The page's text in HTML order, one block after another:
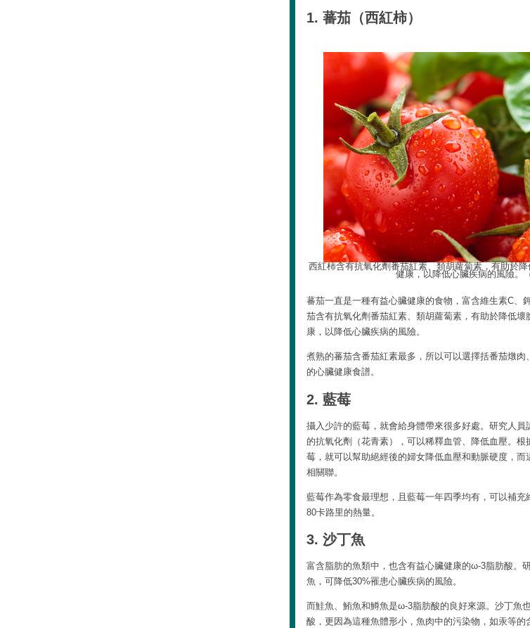
1. 蕃茄（西紅柿）
西紅柿含有抗氧化劑番茄紅素、類胡蘿蔔素，有助於
健康，以降低心臟疾病的風險。
蕃茄一直是一種有益心臟健康的食物，富含維生素C、
茄含有抗氧化劑番茄紅素、類胡蘿蔔素，有助於降低壞
康，以降低心臟疾病的風險。
煮熟的蕃茄含番茄紅素最多，所以可以選擇括番茄燉
的心臟健康食譜。
2. 藍莓
攝入少許的藍莓，就會給身體帶來很多好處。研究人員
的抗氧化劑（花青素），可以稀釋血管、降低血壓。
莓，就可以幫助絕經後的婦女降低血壓和動脈硬度，而
相關聯。
藍莓作為零食最理想，且藍莓一年四季均有，可以補
80卡路里的熱量。
3. 沙丁魚
富含脂肪的魚類中，也含有益心臟健康的ω-3脂肪酸。
魚，可降低30%罹患心臟疾病的風險。
而鮭魚、鮪魚和鱒魚是ω-3脂肪酸的良好來源。沙丁魚
酸，更因為這種魚體形小，魚肉中的污染物，如汞等的